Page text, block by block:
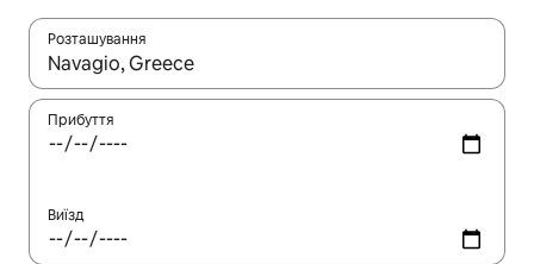
Розташування
Отримавши результати пошуку, використовуйте для
Прибуття
Виїзд